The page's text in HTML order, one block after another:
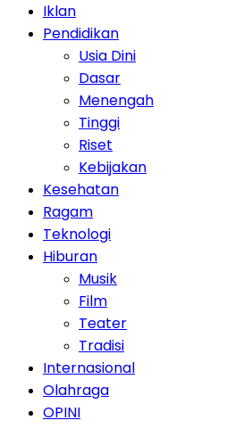
Iklan
Pendidikan
Usia Dini
Dasar
Menengah
Tinggi
Riset
Kebijakan
Kesehatan
Ragam
Teknologi
Hiburan
Musik
Film
Teater
Tradisi
Internasional
Olahraga
OPINI